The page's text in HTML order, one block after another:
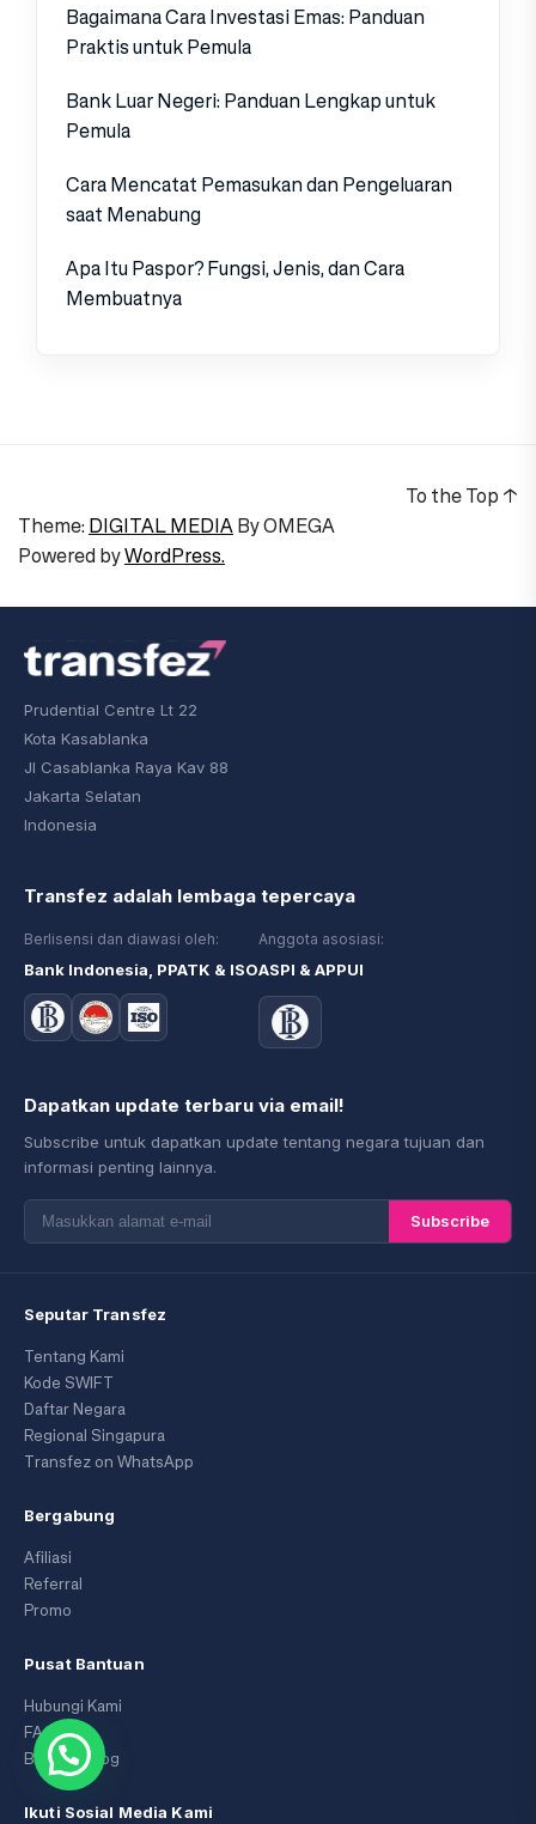
Bagaimana Cara Investasi Emas: Panduan
Praktis untuk Pemula
Bank Luar Negeri: Panduan Lengkap untuk
Pemula
Cara Mencatat Pemasukan dan Pengeluaran
saat Menabung
Apa Itu Paspor? Fungsi, Jenis, dan Cara
Membuatnya
Theme: DIGITAL MEDIAByOMEGA
Powered byWordPress.
To the Top ↑
Prudential Centre Lt 22
Kota Kasablanka
Jl Casablanka Raya Kav 88
Jakarta Selatan
Indonesia
Transfez adalah lembaga tepercaya
Berlisensi dan diawasi oleh:
Bank Indonesia, PPATK & ISO
Anggota asosiasi:
ASPI & APPUI
Dapatkan update terbaru via email!
Subscribe untuk dapatkan update tentang negara tujuan dan
informasi penting lainnya.
Subscribe
Seputar Transfez
Tentang Kami
Kode SWIFT
Daftar Negara
Regional Singapura
Transfez on WhatsApp
Bergabung
Afiliasi
Referral
Promo
Pusat Bantuan
Hubungi Kami
FAQ
Berita & Blog
Ikuti Sosial Media Kami